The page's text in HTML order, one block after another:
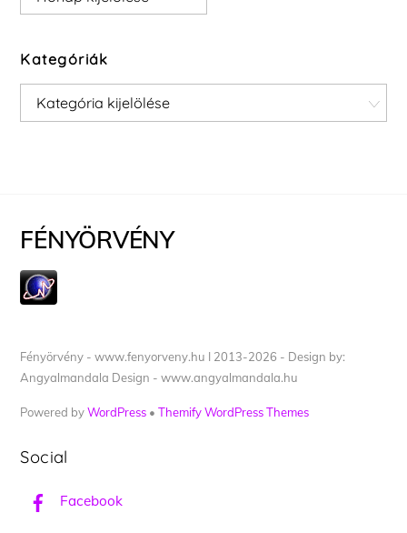
Kategóriák
Kategóriák
FÉNYÖRVÉNY
Fényörvény - www.fenyorveny.hu I 2013-2026 - Design by:
Angyalmandala Design - www.angyalmandala.hu
Powered byWordPress •Themify WordPress Themes
Social
Facebook